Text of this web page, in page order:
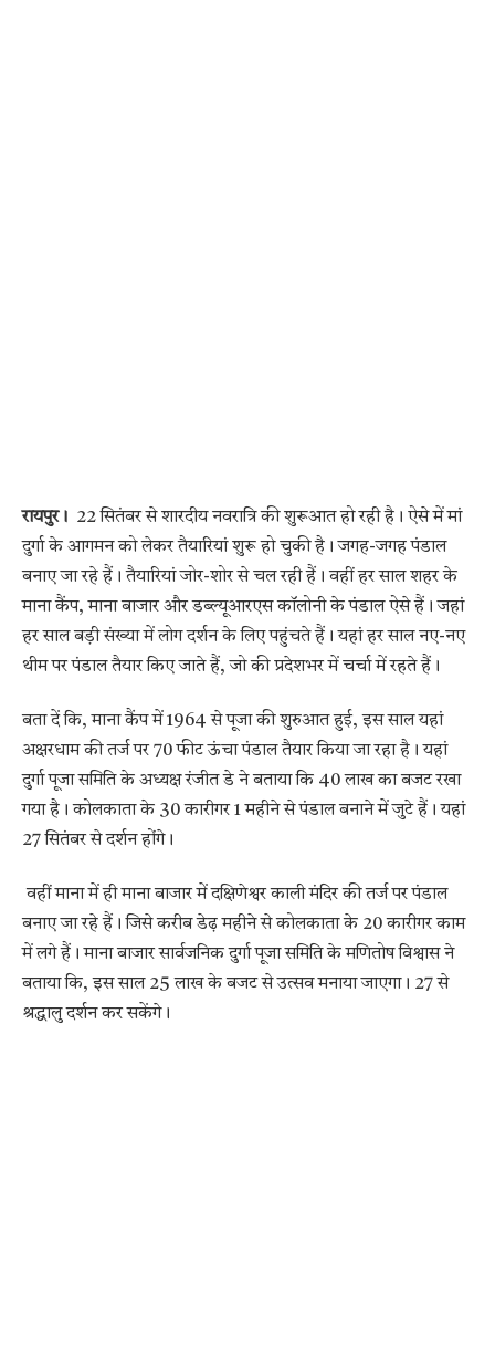
रायपुर।
22 सितंबर से शारदीय नवरात्रि की शुरूआत हो रही है। ऐसे में मां
दुर्गा के आगमन को लेकर तैयारियां शुरू हो चुकी है। जगह-जगह पंडाल
बनाए जा रहे हैं। तैयारियां जोर-शोर से चल रही हैं। वहीं हर साल शहर के
माना कैंप, माना बाजार और डब्ल्यूआरएस कॉलोनी के पंडाल ऐसे हैं। जहां
हर साल बड़ी संख्या में लोग दर्शन के लिए पहुंचते हैं। यहां हर साल नए-नए
थीम पर पंडाल तैयार किए जाते हैं, जो की प्रदेशभर में चर्चा में रहते हैं।
बता दें कि, माना कैंप में 1964 से पूजा की शुरुआत हुई, इस साल यहां
अक्षरधाम की तर्ज पर 70 फीट ऊंचा पंडाल तैयार किया जा रहा है। यहां
दुर्गा पूजा समिति के अध्यक्ष रंजीत डे ने बताया कि 40 लाख का बजट रखा
गया है। कोलकाता के 30 कारीगर 1 महीने से पंडाल बनाने में जुटे हैं। यहां
27 सितंबर से दर्शन होंगे।
वहीं माना में ही माना बाजार में दक्षिणेश्वर काली मंदिर की तर्ज पर पंडाल
बनाए जा रहे हैं। जिसे करीब डेढ़ महीने से कोलकाता के 20 कारीगर काम
में लगे हैं। माना बाजार सार्वजनिक दुर्गा पूजा समिति के मणितोष विश्वास ने
बताया कि, इस साल 25 लाख के बजट से उत्सव मनाया जाएगा। 27 से
श्रद्धालु दर्शन कर सकेंगे।